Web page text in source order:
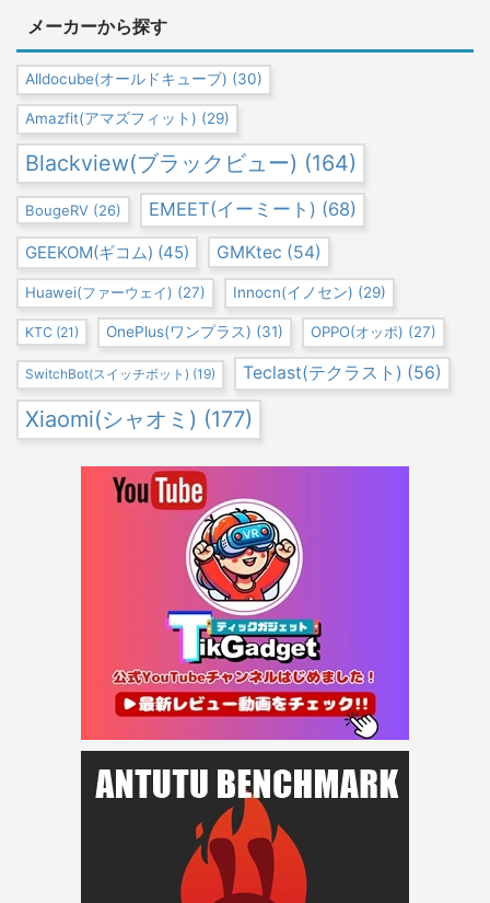
メーカーから探す
Alldocube(オールドキューブ) (30)
Amazfit(アマズフィット) (29)
Blackview(ブラックビュー) (164)
BougeRV (26) EMEET(イーミート) (68)
GEEKOM(ギコム) (45) GMKtec (54)
Huawei(ファーウェイ) (27) Innocn(イノセン) (29)
KTC (21) OnePlus(ワンプラス) (31) OPPO(オッポ) (27)
SwitchBot(スイッチボット) (19) Teclast(テクラスト) (56)
Xiaomi(シャオミ) (177)